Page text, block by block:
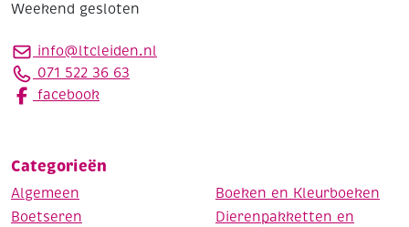
Weekend gesloten
info@ltcleiden.nl
071 522 36 63
facebook
Categorieën
Algemeen
Boeken en Kleurboeken
Boetseren
Dierenpakketten en